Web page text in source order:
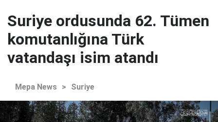
Suriye ordusunda 62. Tümen
komutanlığına Türk
vatandaşı isim atandı
Mepa News > Suriye